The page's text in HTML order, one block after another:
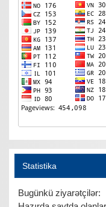
Statistika
Bugünkü ziyarətçilər: